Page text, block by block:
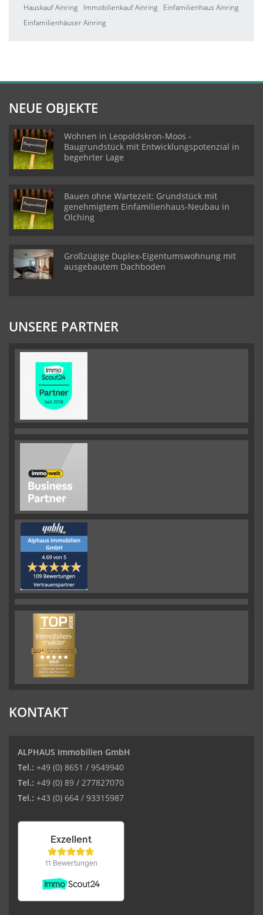
Hauskauf Ainring
Immobilienkauf Ainring
Einfamilienhaus Ainring
Einfamilienhäuser Ainring
NEUE OBJEKTE
Wohnen in Leopoldskron-Moos -
Baugrundstück mit Entwicklungspotenzial in
begehrter Lage
Bauen ohne Wartezeit: Grundstück mit
genehmigtem Einfamilienhaus-Neubau in
Olching
Großzügige Duplex-Eigentumswohnung mit
ausgebautem Dachboden
UNSERE PARTNER
KONTAKT
ALPHAUS Immobilien GmbH
Tel.: +49 (0) 8651 / 9549940
Tel.: +49 (0) 89 / 277827070
Tel.: +43 (0) 664 / 93315987